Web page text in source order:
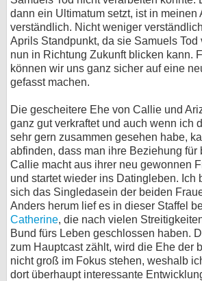
dann ein Ultimatum setzt, ist in meinen
verständlich. Nicht weniger
Aprils Standpunkt, da sie Samuels Tod
nun in Richtung Zukunft blicken kann.
können wir uns ganz sicher auf eine
gefasst machen.
Die gescheitere Ehe von Callie und
ganz gut verkraftet und auch wenn ich
sehr gern zusammen gesehen habe,
abfinden, dass man ihre Beziehung für
Callie macht aus ihrer neu gewonnen
und startet wieder ins Datingleben. Ich
sich das Singledasein der beiden
Anders herum lief es in dieser Staffel
Catherine, die nach vielen
Bund fürs Leben geschlossen haben.
zum Hauptcast zählt, wird die Ehe der
nicht groß im Fokus stehen, weshalb
dort überhaupt interessante